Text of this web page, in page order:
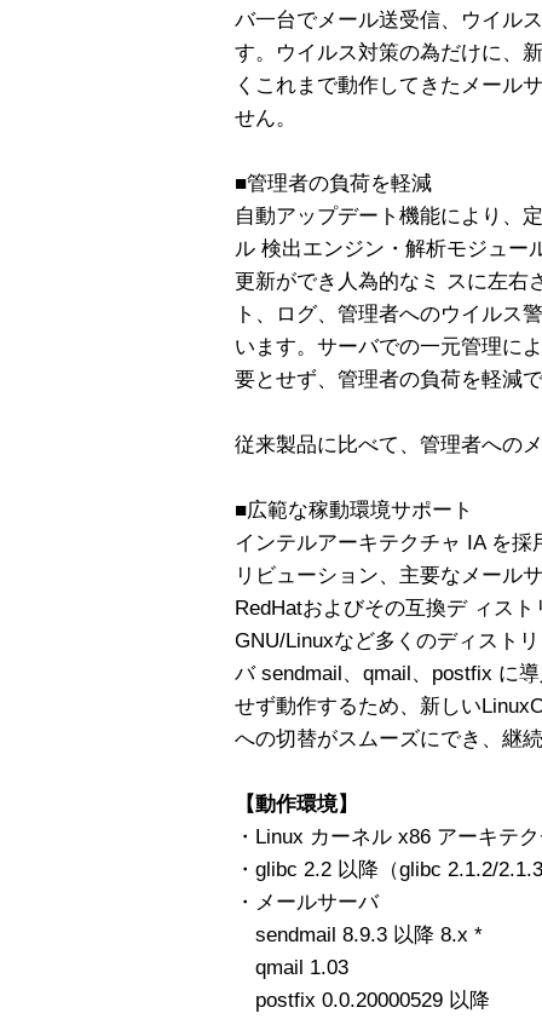
バ一台でメール送受信、ウイル
す。ウイルス対策の為だけに、
くこれまで動作してきたメール
せん。
■管理者の負荷を軽減
自動アップデート機能により、
ル 検出エンジン・解析モジュー
更新ができ人為的なミ スに左右
ト、ログ、管理者へのウイルス
います。サーバでの一元管理に
要とせず、管理者の負荷を軽減
従来製品に比べて、管理者への
■広範な稼動環境サポート
インテルアーキテクチャ IA を
リビューション、主要なメール
RedHatおよびその互換デ ィス
GNU/Linuxなど多くのディスト
バ sendmail、qmail、postfix に
せず動作するため、新しい
への切替がスムーズにでき、継
【動作環境】
・Linux カーネル x86 アーキテ
・glibc 2.2 以降（glibc 2.1.2/
・メールサーバ
sendmail 8.9.3 以降 8.x *
qmail 1.03
postfix 0.0.20000529 以降